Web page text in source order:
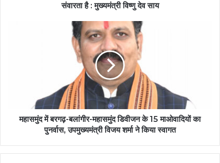
संवारता है : मुख्यमंत्री विष्णु देव साय
महासमुंद में बरगढ़-बलांगीर-महासमुंद डिवीजन के 15 माओवादियों का
पुनर्वास, उपमुख्यमंत्री विजय शर्मा ने किया स्वागत